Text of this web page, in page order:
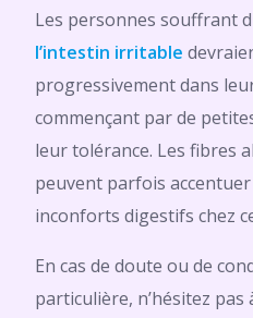
Les personnes souffrant
l’intestin irritable
progressivement dans
commençant par de
leur tolérance. Les fibres
peuvent parfois
inconforts digestifs chez
En cas de doute ou de
particulière, n’hésitez pas